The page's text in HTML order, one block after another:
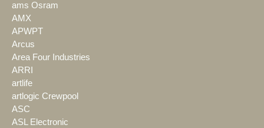
ams Osram
AMX
APWPT
Arcus
Area Four Industries
ARRI
artlife
artlogic Crewpool
ASC
ASL Electronic